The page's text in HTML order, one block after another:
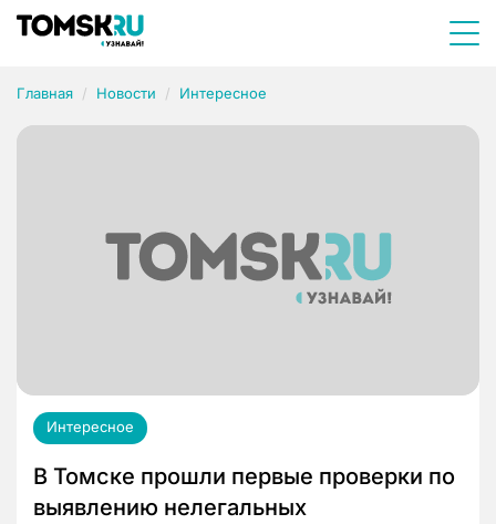
Главная Новости Интересное
Интересное
В Томске прошли первые проверки по
выявлению нелегальных